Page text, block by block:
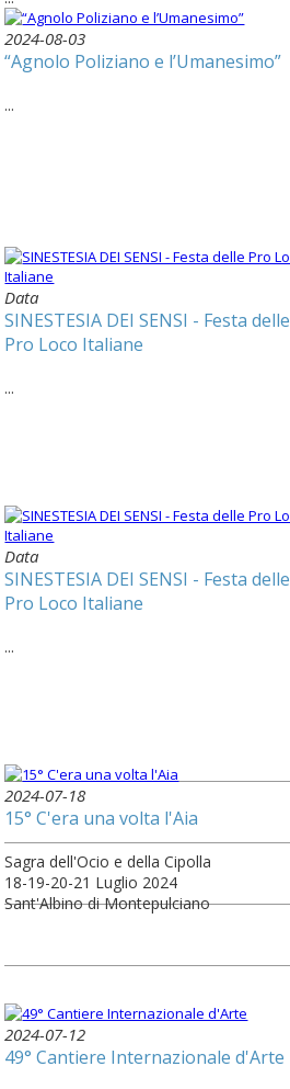
2024-08-03
“Agnolo Poliziano e l’Umanesimo”
...
Data
SINESTESIA DEI SENSI - Festa delle
Pro Loco Italiane
...
Data
SINESTESIA DEI SENSI - Festa delle
Pro Loco Italiane
...
2024-07-18
15° C'era una volta l'Aia
Sagra dell'Ocio e della Cipolla
18-19-20-21 Luglio 2024
Sant'Albino di Montepulciano
2024-07-12
49° Cantiere Internazionale d'Arte